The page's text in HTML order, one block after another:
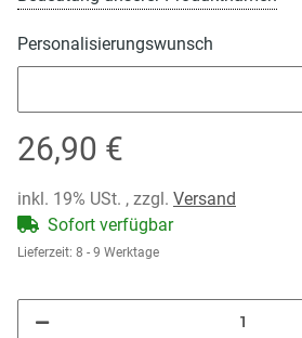
Personalisierungswunsch
26,90 €
inkl. 19% USt. , zzgl. Versand
Sofort verfügbar
Lieferzeit: 8 - 9 Werktage